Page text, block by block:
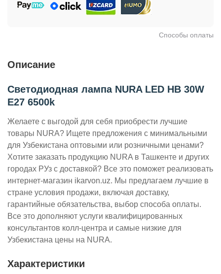
Способы оплаты
Описание
Светодиодная лампа NURA LED HB 30W
E27 6500k
Желаете с выгодой для себя приобрести лучшие
товары NURA? Ищете предложения с минимальными
для Узбекистана оптовыми или розничными ценами?
Хотите заказать продукцию NURA в Ташкенте и других
городах РУз с доставкой? Все это поможет реализовать
интернет-магазин ikarvon.uz. Мы предлагаем лучшие в
стране условия продажи, включая доставку,
гарантийные обязательства, выбор способа оплаты.
Все это дополняют услуги квалифицированных
консультантов колл-центра и самые низкие для
Узбекистана цены на NURA.
Характеристики